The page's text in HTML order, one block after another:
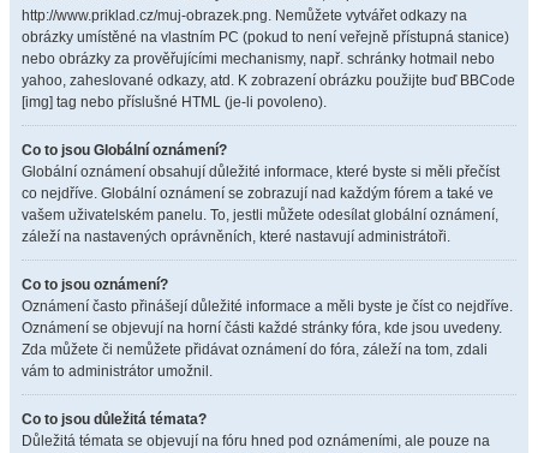
http://www.priklad.cz/muj-obrazek.png. Nemůžete vytvářet odkazy na
obrázky umístěné na vlastním PC (pokud to není veřejně přístupná stanice)
nebo obrázky za prověřujícími mechanismy, např. schránky hotmail nebo
yahoo, zaheslované odkazy, atd. K zobrazení obrázku použijte buď BBCode
[img] tag nebo příslušné HTML (je-li povoleno).
Co to jsou Globální oznámení?
Globální oznámení obsahují důležité informace, které byste si měli přečíst
co nejdříve. Globální oznámení se zobrazují nad každým fórem a také ve
vašem uživatelském panelu. To, jestli můžete odesílat globální oznámení,
záleží na nastavených oprávněních, které nastavují administrátoři.
Co to jsou oznámení?
Oznámení často přinášejí důležité informace a měli byste je číst co nejdříve.
Oznámení se objevují na horní části každé stránky fóra, kde jsou uvedeny.
Zda můžete či nemůžete přidávat oznámení do fóra, záleží na tom, zdali
vám to administrátor umožnil.
Co to jsou důležitá témata?
Důležitá témata se objevují na fóru hned pod oznámeními, ale pouze na